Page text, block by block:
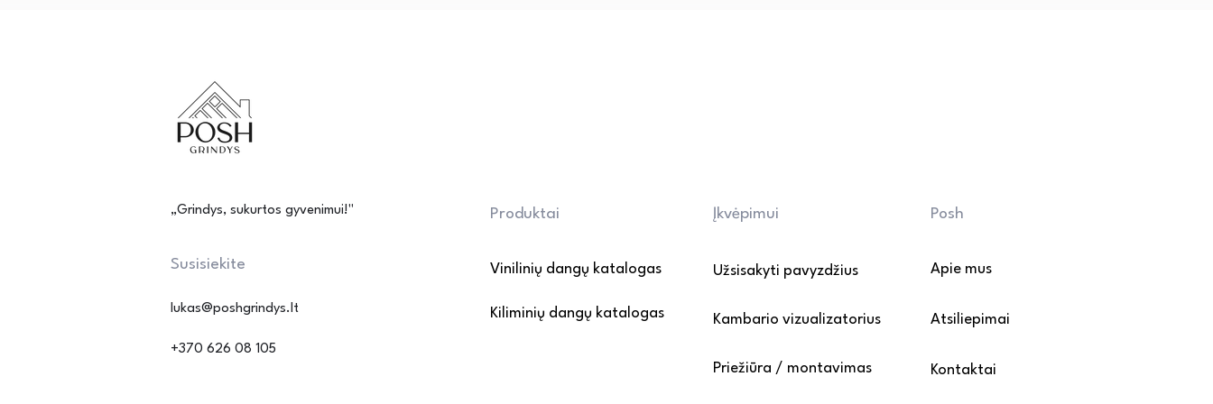
patekimą ant dangos.
puslapyje.
„Grindys, sukurtos gyvenimui!"
Susisiekite
lukas@poshgrindys.lt
Produktai
Vinilinių dangų katalogas
Kiliminių dangų katalogas
+370 626 08 105
Įkvėpimui
Užsisakyti pavyzdžius
Kambario vizualizatorius
Priežiūra / montavimas
Posh
Apie mus
Atsiliepimai
Kontaktai